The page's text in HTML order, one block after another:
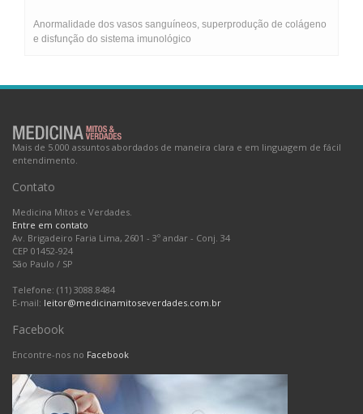
Anormalidade dos vasos sanguíneos, superprodução de colágeno
e disfunção do sistema imunológico
Mais de 5.000 assuntos abordados de maneira clara e em linguagem de fácil
entendimento.
Contato
Medicina Mitos e Verdades.
Entre em contato
Av. Brigadeiro Faria Lima, 2601 - 3º andar - Conj. 34
CEP 01452-924
São Paulo / SP
Telefone: (11) 3088.8484
E-mail: leitor@medicinamitoseverdades.com.br
Facebook
Encontre-nos no Facebook